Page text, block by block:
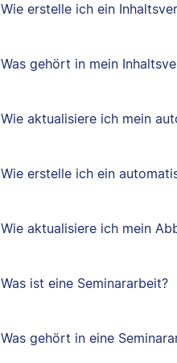
Wie erstelle ich ein
Was gehört in mein
Wie aktualisiere ich mein
Wie erstelle ich ein
Wie aktualisiere ich mein
Was ist eine Seminararbeit?
Was gehört in eine